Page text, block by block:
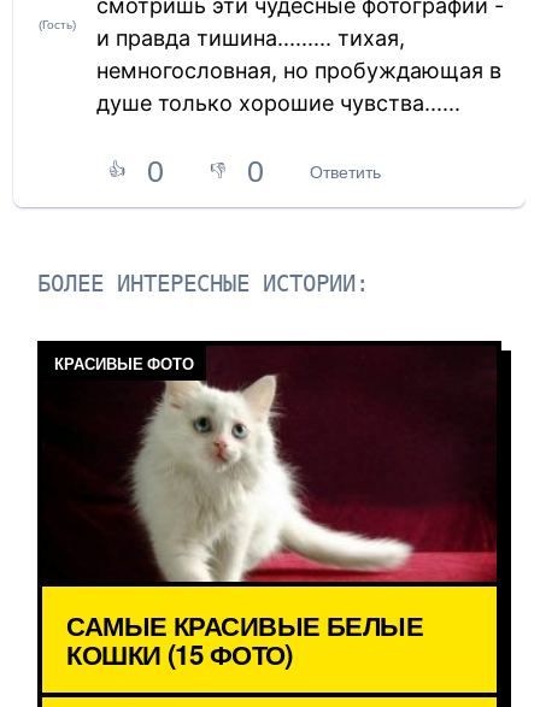
(Гость)
смотришь эти чудесные фотографии -
и правда тишина......... тихая,
немногословная, но пробуждающая в
душе только хорошие чувства......
👍 0 👎 0 Ответить
БОЛЕЕ ИНТЕРЕСНЫЕ ИСТОРИИ:
КРАСИВЫЕ ФОТО
САМЫЕ КРАСИВЫЕ БЕЛЫЕ
КОШКИ (15 ФОТО)